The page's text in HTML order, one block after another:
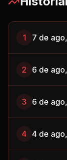
1 7 de
2 6 de
3 6 de
4 4 de
5 3 de